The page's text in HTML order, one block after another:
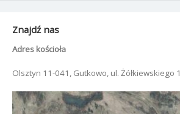
Znajdź nas
Adres kościoła
Olsztyn 11-041, Gutkowo, ul. Żółkiewskiego 1